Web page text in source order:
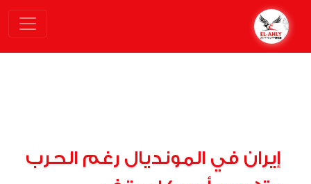
إيران في المونديال رغم الحرب